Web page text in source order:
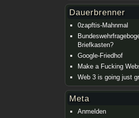
Dauerbrenner
0zapftis-Mahnmal
Briefkasten?
Google-Friedhof
Make a Fucking
Web 3 is going just
Meta
Anmelden